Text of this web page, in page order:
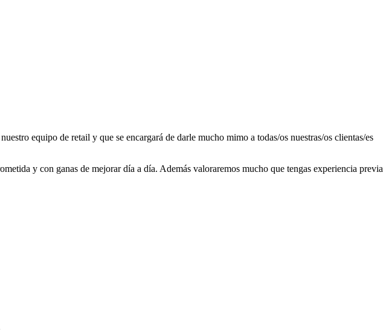
equipo de retail y que se encargará de darle mucho mimo a todas/os nuestras/os clientas/es
y con ganas de mejorar día a día. Además valoraremos mucho que tengas experiencia previa